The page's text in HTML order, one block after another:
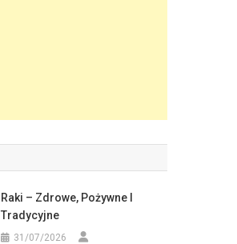
Raki – Zdrowe, Pożywne I
Tradycyjne
31/07/2026